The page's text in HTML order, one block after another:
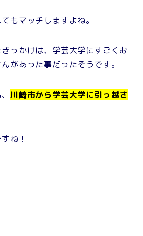
もマッチしますよね。
っかけは、学芸大学にすごくお
があった事だったそうです。
川崎市から学芸大学に引っ越さ
ね！